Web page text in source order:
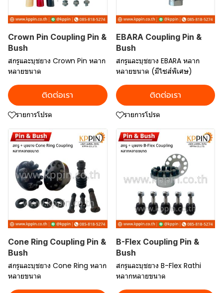
Crown Pin Coupling Pin &
Bush
สกรูและบุชยาง Crown Pin หลาก
หลายขนาด
ติดต่อเรา
รายการโปรด
EBARA Coupling Pin &
Bush
สกรูและบุชยาง EBARA หลาก
หลายขนาด (มีไซส์พิเศษ)
ติดต่อเรา
รายการโปรด
Cone Ring Coupling Pin &
Bush
สกรูและบุชยาง Cone Ring หลาก
หลายขนาด
B-Flex Coupling Pin &
Bush
สกรูและบุชยาง B-Flex Rathi
หลากหลายขนาด